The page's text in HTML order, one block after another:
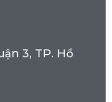
3, TP. Hồ